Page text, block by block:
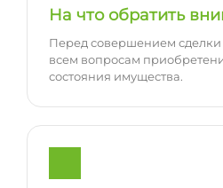
На что обратить
Перед совершением сделки
всем вопросам
состояния имущества.